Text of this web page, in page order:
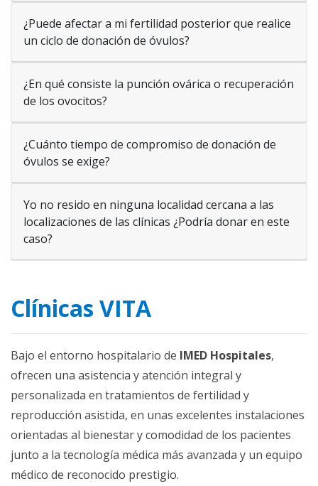
¿Puede afectar a mi fertilidad posterior que realice
un ciclo de donación de óvulos?
¿En qué consiste la punción ovárica o recuperación
de los ovocitos?
¿Cuánto tiempo de compromiso de donación de
óvulos se exige?
Yo no resido en ninguna localidad cercana a las
localizaciones de las clínicas ¿Podría donar en este
caso?
Clínicas VITA
Bajo el entorno hospitalario de IMED Hospitales,
ofrecen una asistencia y atención integral y
personalizada en tratamientos de fertilidad y
reproducción asistida, en unas excelentes instalaciones
orientadas al bienestar y comodidad de los pacientes
junto a la tecnología médica más avanzada y un equipo
médico de reconocido prestigio.